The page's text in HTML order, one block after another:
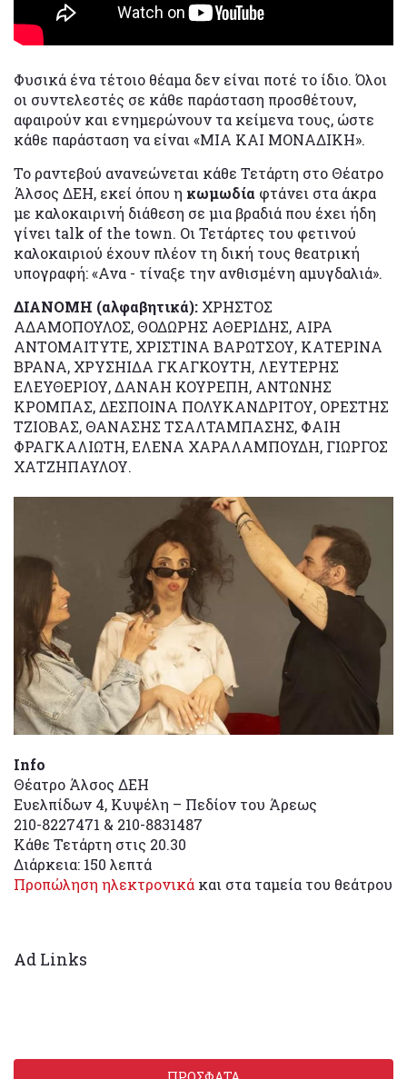
Φυσικά ένα τέτοιο θέαμα δεν είναι ποτέ το ίδιο. Όλοι
οι συντελεστές σε κάθε παράσταση προσθέτουν,
αφαιρούν και ενημερώνουν τα κείμενα τους, ώστε
κάθε παράσταση να είναι «ΜΙΑ ΚΑΙ ΜΟΝΑΔΙΚΗ».
Το ραντεβού ανανεώνεται κάθε Τετάρτη στο Θέατρο
Άλσος ΔΕΗ, εκεί όπου η κωμωδία φτάνει στα άκρα
με καλοκαιρινή διάθεση σε μια βραδιά που έχει ήδη
γίνει talk of the town. Οι Τετάρτες του φετινού
καλοκαιριού έχουν πλέον τη δική τους θεατρική
υπογραφή: «Ανα - τίναξε την ανθισμένη αμυγδαλιά».
ΔΙΑΝΟΜΗ (αλφαβητικά): ΧΡΗΣΤΟΣ
ΑΔΑΜΟΠΟΥΛΟΣ, ΘΟΔΩΡΗΣ ΑΘΕΡΙΔΗΣ, AIPA
ANTOMAITYTE, ΧΡΙΣΤΙΝΑ ΒΑΡΩΤΣΟΥ, ΚΑΤΕΡΙΝΑ
ΒΡΑΝΑ, ΧΡΥΣΗΙΔΑ ΓΚΑΓΚΟΥΤΗ, ΛΕΥΤΕΡΗΣ
ΕΛΕΥΘΕΡΙΟΥ, ΔΑΝΑΗ ΚΟΥΡΕΠΗ, ΑΝΤΩΝΗΣ
ΚΡΟΜΠΑΣ, ΔΕΣΠΟΙΝΑ ΠΟΛΥΚΑΝΔΡΙΤΟΥ, ΟΡΕΣΤΗΣ
ΤΖΙΟΒΑΣ, ΘΑΝΑΣΗΣ ΤΣΑΛΤΑΜΠΑΣΗΣ, ΦΑΙΗ
ΦΡΑΓΚΑΛΙΩΤΗ, ΕΛΕΝΑ ΧΑΡΑΛΑΜΠΟΥΔΗ, ΓΙΩΡΓΟΣ
ΧΑΤΖΗΠΑΥΛΟΥ.
Info
Θέατρο Άλσος ΔΕΗ
Ευελπίδων 4, Κυψέλη – Πεδίον του Άρεως
210-8227471 & 210-8831487
Κάθε Τετάρτη στις 20.30
Διάρκεια: 150 λεπτά
Προπώληση ηλεκτρονικά και στα ταμεία του θεάτρου
Ad Links